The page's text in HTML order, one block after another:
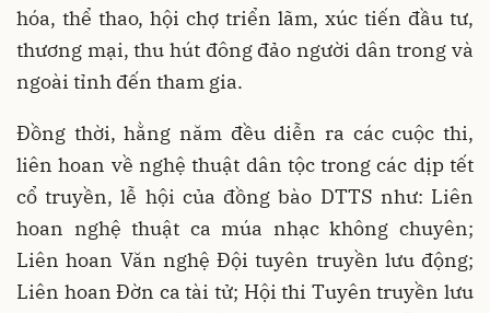
hóa, thể thao, hội chợ triển lãm, xúc tiến đầu tư,
thương mại, thu hút đông đảo người dân trong và
ngoài tỉnh đến tham gia.
Đồng thời, hằng năm đều diễn ra các cuộc thi,
liên hoan về nghệ thuật dân tộc trong các dịp tết
cổ truyền, lễ hội của đồng bào DTTS như: Liên
hoan nghệ thuật ca múa nhạc không chuyên;
Liên hoan Văn nghệ Đội tuyên truyền lưu động;
Liên hoan Đờn ca tài tử; Hội thi Tuyên truyền lưu